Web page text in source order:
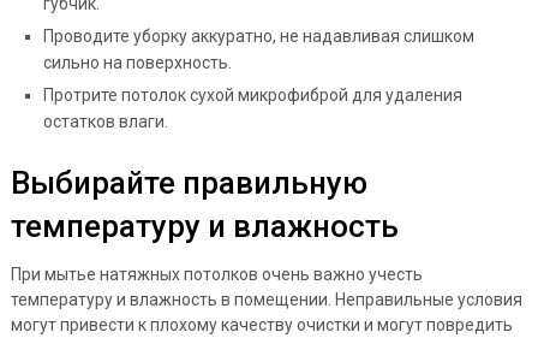
Проводите уборку аккуратно, не надавливая слишком
сильно на поверхность.
Протрите потолок сухой микрофиброй для удаления
остатков влаги.
Выбирайте правильную
температуру и влажность
При мытье натяжных потолков очень важно учесть
температуру и влажность в помещении. Неправильные условия
могут привести к плохому качеству очистки и могут повредить